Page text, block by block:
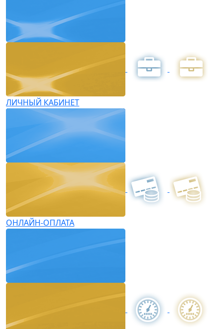
ЛИЧНЫЙ КАБИНЕТ
ОНЛАЙН-ОПЛАТА